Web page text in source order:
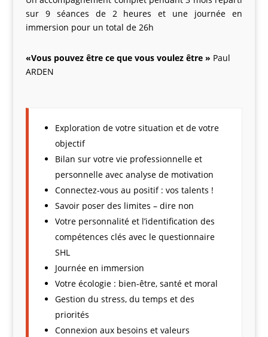
sur 9 séances de 2 heures et une journée en
immersion pour un total de 26h
«Vous pouvez être ce que vous voulez être » Paul
ARDEN
Exploration de votre situation et de votre
objectif
Bilan sur votre vie professionnelle et
personnelle avec analyse de motivation
Connectez-vous au positif : vos talents !
Savoir poser des limites – dire non
Votre personnalité et l’identification des
compétences clés avec le questionnaire
SHL
Journée en immersion
Votre écologie : bien-être, santé et moral
Gestion du stress, du temps et des
priorités
Connexion aux besoins et valeurs